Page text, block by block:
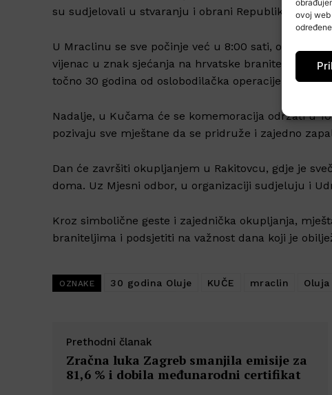
ovoj
su sudjelovali u stvaranju i obrani Republike
U Mraclinu se sve počinje već u 8:00 sati,
vijenac u znak sjećanja na hrvatske branitelje, a
točno 30 godina od oslobodilačka operacije.
Nadalje, u Kučama će se komemoracija održati u
pozivaju sve mještane da se pridruže i zajedno
Dan će završiti okupljanjem u Rakitovcu, gdje je
doma. Uz Mjesni odbor, u organizaciji sudjeluju i
Kroz simbolične geste i zajednička okupljanja,
braniteljima i podsjetiti na važnost dana koji je
OZNAKE 30 godina Oluje KUČE mraclin Oluja
Prethodni članak
Zračna luka Zagreb smanjila emisije za
81,6 % i dobila međunarodni certifikat